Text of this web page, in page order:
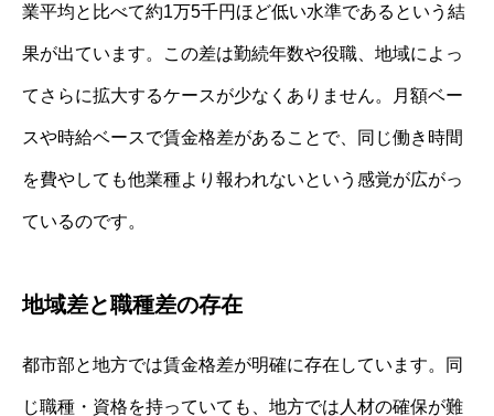
業平均と比べて約1万5千円ほど低い水準であるという結
果が出ています。この差は勤続年数や役職、地域によっ
てさらに拡大するケースが少なくありません。月額ベー
スや時給ベースで賃金格差があることで、同じ働き時間
を費やしても他業種より報われないという感覚が広がっ
ているのです。
地域差と職種差の存在
都市部と地方では賃金格差が明確に存在しています。同
じ職種・資格を持っていても、地方では人材の確保が難